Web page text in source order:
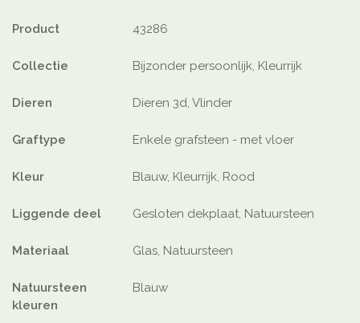
Product 43286
Collectie Bijzonder persoonlijk, Kleurrijk
Dieren Dieren 3d, Vlinder
Graftype Enkele grafsteen - met vloer
Kleur Blauw, Kleurrijk, Rood
Liggende deel Gesloten dekplaat, Natuursteen
Materiaal Glas, Natuursteen
Natuursteen
kleuren
Blauw